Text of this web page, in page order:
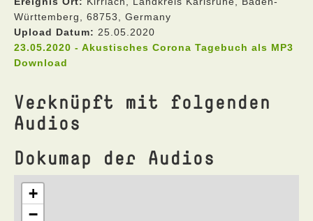
Württemberg, 68753, Germany
Upload Datum: 25.05.2020
23.05.2020 - Akustisches Corona Tagebuch als MP3
Download
Verknüpft mit folgenden
Audios
Dokumap der Audios